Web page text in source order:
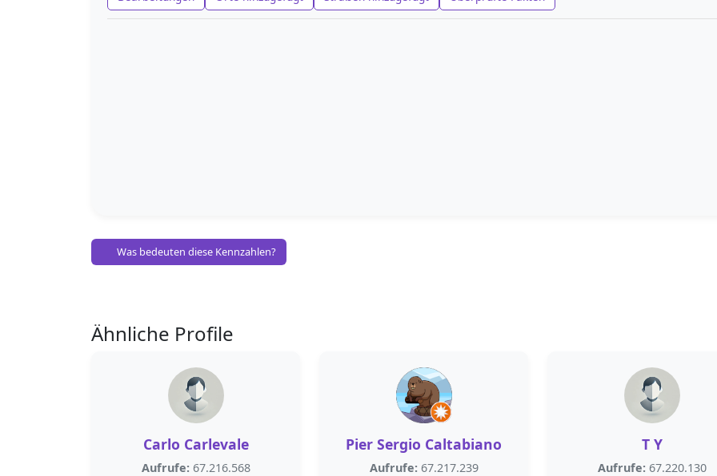
Was bedeuten diese Kennzahlen?
Ähnliche Profile
Carlo Carlevale
Aufrufe: 67.216.568
Pier Sergio Caltabiano
Aufrufe: 67.217.239
T Y
Aufrufe: 67.220.130